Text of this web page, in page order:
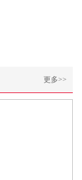
更多>>